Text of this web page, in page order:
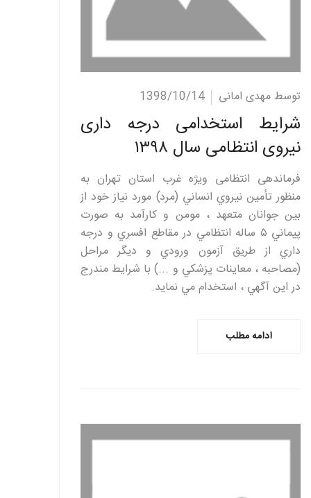
ادامه مطلب توسط مهدی امانی 1398/10/14
شرایط استخدامی درجه داری
نیروی انتظامی سال ۱۳۹۸
فرماندهی انتظامی ويژه غرب استان تهران به
منظور تأمين نيروي انساني (مرد) مورد نياز خود از
بين جوانان متعهد ، مومن و کارآمد به صورت
پيماني ۵ ساله انتظامي در مقاطع افسري و درجه
داري از طريق آزمون ورودي و ديگر مراحل
(مصاحبه ، معاينات پزشکي و ...) با شرايط مندرج
در اين آگهي ، استخدام مي نمايد.
ادامه مطلب